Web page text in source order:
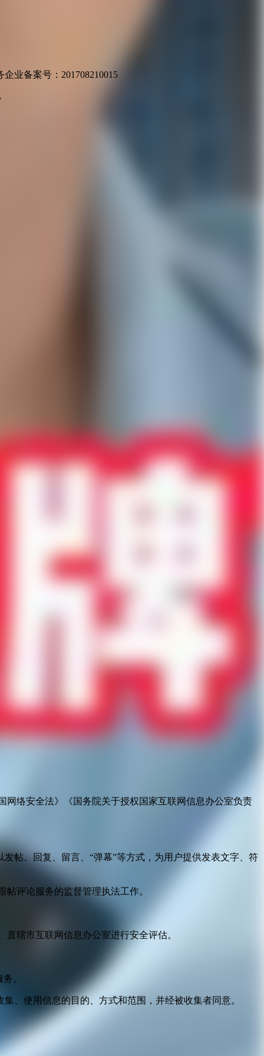
业备案号：201708210015
络安全法》《国务院关于授权国家互联网信息办公室负责
帖、回复、留言、“弹幕”等方式，为用户提供发表文字、符
评论服务的监督管理执法工作。
辖市互联网信息办公室进行安全评估。
。
、使用信息的目的、方式和范围，并经被收集者同意。